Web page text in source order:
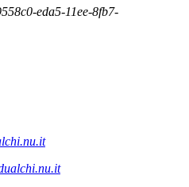
eda5-11ee-8fb7-